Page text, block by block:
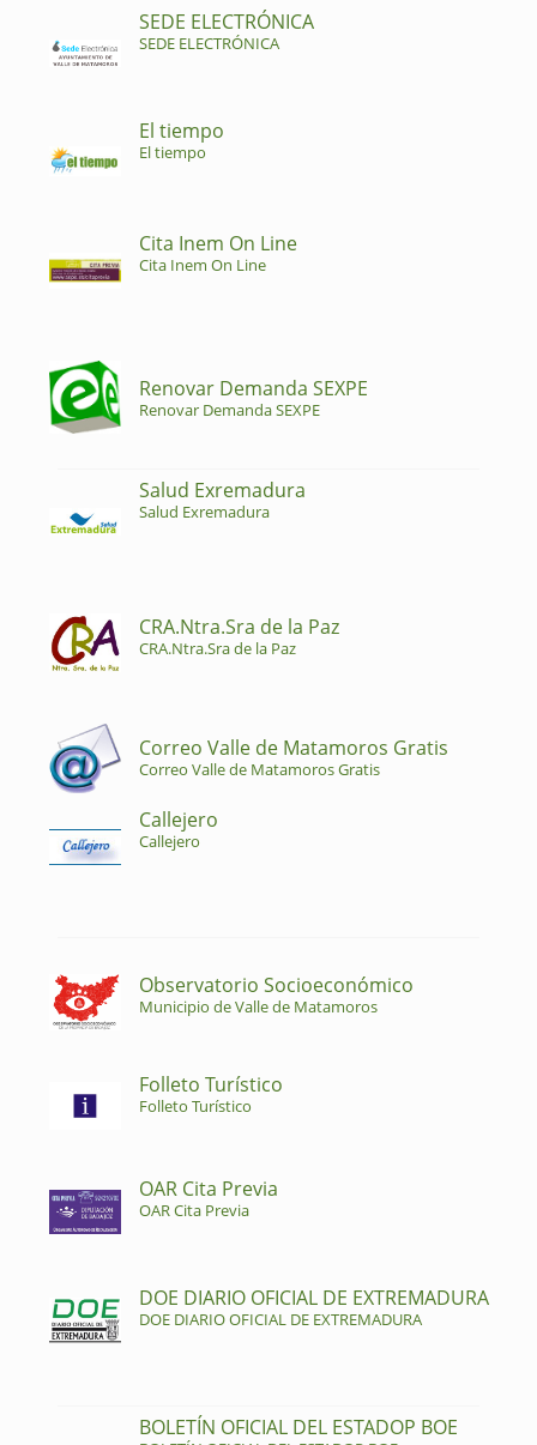
SEDE ELECTRÓNICA
SEDE ELECTRÓNICA
El tiempo
El tiempo
Cita Inem On Line
Cita Inem On Line
Renovar Demanda SEXPE
Renovar Demanda SEXPE
Salud Exremadura
Salud Exremadura
CRA.Ntra.Sra de la Paz
CRA.Ntra.Sra de la Paz
Correo Valle de Matamoros Gratis
Correo Valle de Matamoros Gratis
Callejero
Callejero
Observatorio Socioeconómico
Municipio de Valle de Matamoros
Folleto Turístico
Folleto Turístico
OAR Cita Previa
OAR Cita Previa
DOE DIARIO OFICIAL DE EXTREMADURA
DOE DIARIO OFICIAL DE EXTREMADURA
BOLETÍN OFICIAL DEL ESTADOP BOE